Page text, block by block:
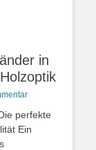
in
perfekte
Ein